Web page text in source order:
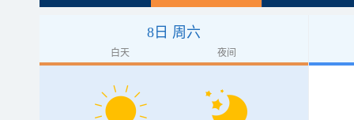
8日 周六
白天 夜间